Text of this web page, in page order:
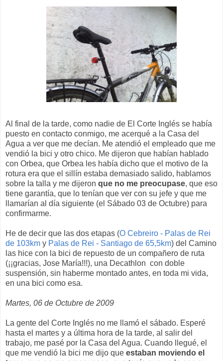
Al final de la tarde, como nadie de El Corte Inglés se había
puesto en contacto conmigo, me acerqué a la Casa del
Agua a ver que me decían. Me atendió el empleado que me
vendió la bici y otro chico. Me dijeron que habían hablado
con Orbea, que Orbea les había dicho que el motivo de la
rotura era que el sillín estaba demasiado salido, hablamos
sobre la talla y me dijeron que no me preocupase, que eso
tiene garantía, que lo tenían que ver con su jefe y que me
llamarían al día siguiente (el Sábado 03 de Octubre) para
confirmarme.
He de decir que las dos etapas (O Cebreiro - Palas de Rei
de 103km y Palas de Rei - Santiago de 65,5km) del Camino
las hice con la bici de repuesto de un compañero de ruta
(¡¡gracias, Jose María!!!), una Decathlon con doble
suspensión, sin haberme montado antes, en toda mi vida,
en una bici como esa.
Martes, 06 de Octubre de 2009
La gente del Corte Inglés no me llamó el sábado. Esperé
hasta el martes y a última hora de la tarde, al salir del
trabajo, me pasé por la Casa del Agua. Cuando llegué, el
que me vendió la bici me dijo que estaban moviendo el